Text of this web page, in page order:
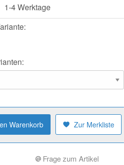
1-4 Werktage
Zur Merkliste
Warenkorb
Frage zum Artikel